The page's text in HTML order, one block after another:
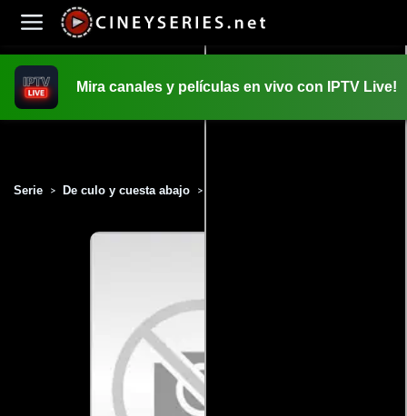
Mira canales y películas en vivo con IPTV Live!
Serie > De culo y cuesta abajo >